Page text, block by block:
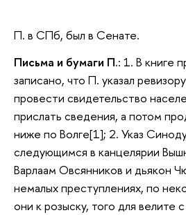
П. в СПб, был в Сенате.
Письма и бумаги П.: 1. В книге
записано, что П. указал
провести свидетельство
прислать сведения, а потом
ниже по Волге[1]; 2. Указ
следующимся в канцелярии
Варлаам Овсянников и дьякон
немалых преступлениях, по
они к розыску, того для велите